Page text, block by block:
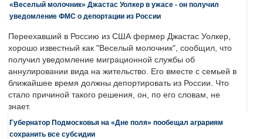
«Веселый молочник» Джастас Уолкер в ужасе - он получил
уведомление ФМС о депортации из России
Переехавший в Россию из США фермер Джастас Уолкер,
хорошо известный как "Веселый молочник", сообщил, что
получил уведомление миграционной службы об
аннулировании вида на жительство. Его вместе с семьей в
ближайшее время должны депортировать из России. Что
стало причиной такого решения, он, по его словам, не
знает.
Губернатор Подмосковья на «Дне поля» пообещал аграриям
сохранить все субсидии